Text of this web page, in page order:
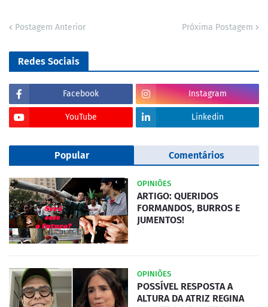
Postagem Anterior Próxima Postagem
Redes Sociais
Facebook Instagram
YouTube Linkedin
Popular Comentários
OPINIÕES
ARTIGO: QUERIDOS
FORMANDOS, BURROS E
JUMENTOS!
OPINIÕES
POSSÍVEL RESPOSTA A
ALTURA DA ATRIZ REGINA